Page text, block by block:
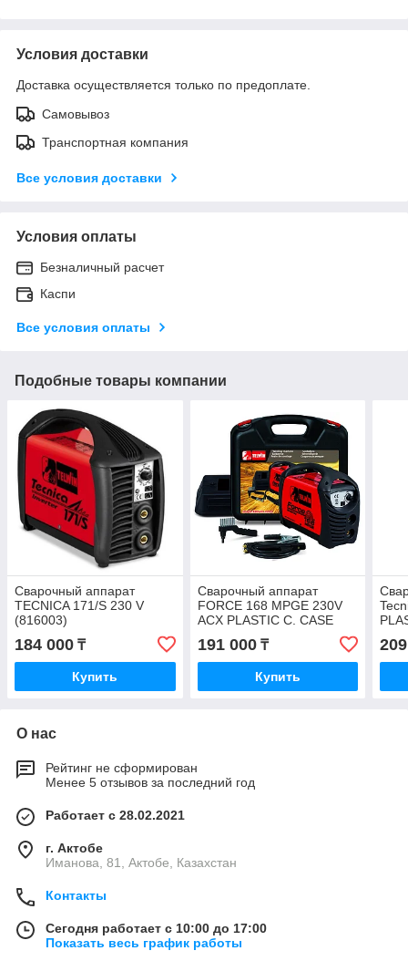
Условия доставки
Доставка осуществляется только по предоплате.
Самовывоз
Транспортная компания
Все условия доставки
Условия оплаты
Безналичный расчет
Каспи
Все условия оплаты
Подобные товары компании
Сварочный аппарат
TECNICA 171/S 230 V
(816003)
184 000 ₸
Купить
Сварочный аппарат
FORCE 168 MPGE 230V
ACX PLASTIC C. CASE
191 000₸
Купить
О нас
Рейтинг не сформирован
Менее 5 отзывов за последний год
Работает с 28.02.2021
г. Актобе
Иманова, 81, Актобе, Казахстан
Контакты
Сегодня работает с 10:00 до 17:00
Показать весь график работы